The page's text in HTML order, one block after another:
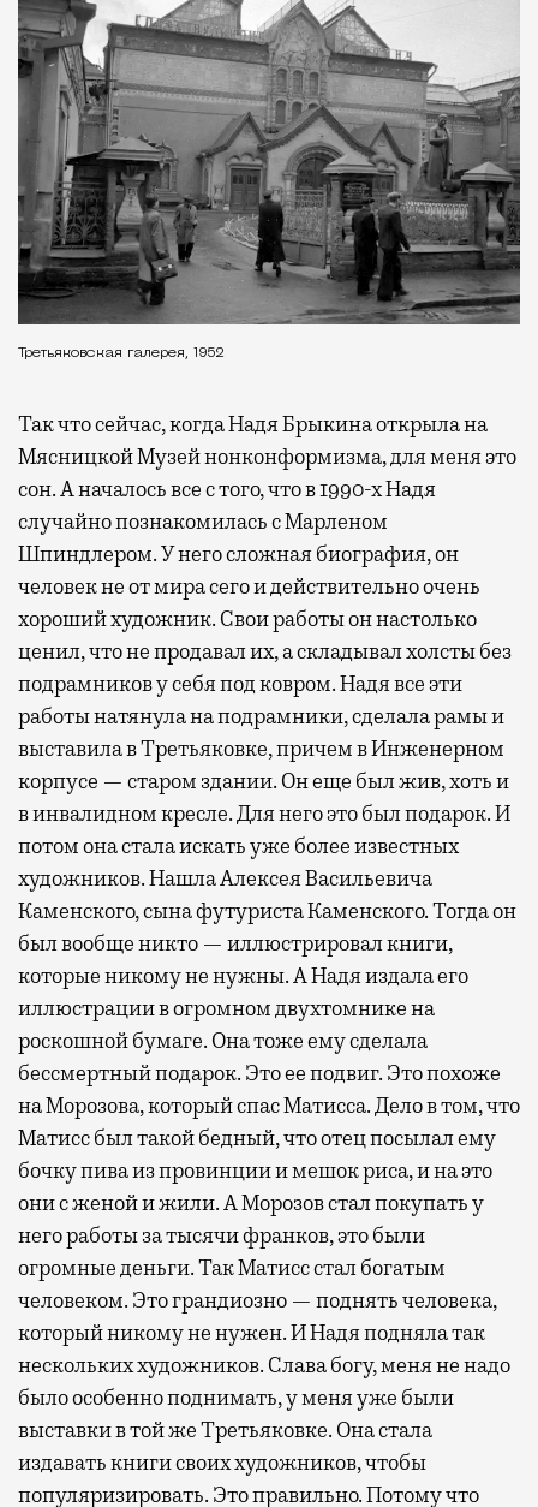
Третьяковская галерея, 1952
Так что сейчас, когда Надя Брыкина открыла на
Мясницкой Музей нонконформизма, для меня это
сон. А началось все с того, что в 1990-х Надя
случайно познакомилась с Марленом
Шпиндлером. У него сложная биография, он
человек не от мира сего и действительно очень
хороший художник. Свои работы он настолько
ценил, что не продавал их, а складывал холсты без
подрамников у себя под ковром. Надя все эти
работы натянула на подрамники, сделала рамы и
выставила в Третьяковке, причем в Инженерном
корпусе — старом здании. Он еще был жив, хоть и
в инвалидном кресле. Для него это был подарок. И
потом она стала искать уже более известных
художников. Нашла Алексея Васильевича
Каменского, сына футуриста Каменского. Тогда он
был вообще никто — иллюстрировал книги,
которые никому не нужны. А Надя издала его
иллюстрации в огромном двухтомнике на
роскошной бумаге. Она тоже ему сделала
бессмертный подарок. Это ее подвиг. Это похоже
на Морозова, который спас Матисса. Дело в том, что
Матисс был такой бедный, что отец посылал ему
бочку пива из провинции и мешок риса, и на это
они с женой и жили. А Морозов стал покупать у
него работы за тысячи франков, это были
огромные деньги. Так Матисс стал богатым
человеком. Это грандиозно — поднять человека,
который никому не нужен. И Надя подняла так
нескольких художников. Слава богу, меня не надо
было особенно поднимать, у меня уже были
выставки в той же Третьяковке. Она стала
издавать книги своих художников, чтобы
популяризировать. Это правильно. Потому что